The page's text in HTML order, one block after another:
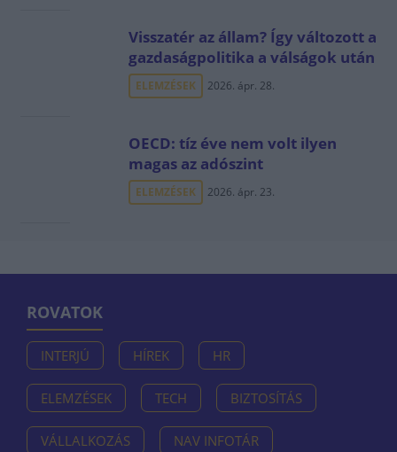
Visszatér az állam? Így változott a
gazdaságpolitika a válságok után
ELEMZÉSEK 2026. ápr. 28.
OECD: tíz éve nem volt ilyen
magas az adószint
ELEMZÉSEK 2026. ápr. 23.
ROVATOK
INTERJÚ HÍREK HR
ELEMZÉSEK TECH BIZTOSÍTÁS
VÁLLALKOZÁS NAV INFOTÁR